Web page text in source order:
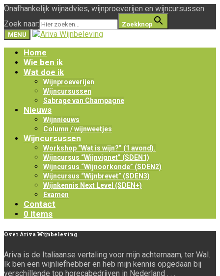
Onafhankelijk wijnadvies, wijnproeverijen en wijncursussen
Zoek naar:
Zoekknop
MENU
Home
Wie ben ik
Wat doe ik
Wijnproeverijen
Wijncursussen
Sabrage van Champagne
Nieuws
Wijnnieuws
Column / wijnweetjes
Wijncursussen
Workshop “Wat is wijn?” (1 avond).
Wijncursus “Wijnvignet” (SDEN1)
Wijncursus “Wijnoorkonde” (SDEN2)
Wijncursus “Wijnbrevet” (SDEN3)
Wijnkennis Next Level (SDEN+)
Examen
Contact
0 items
Over Ariva Wijnbeleving
Ariva is de Italiaanse vertaling voor mijn achternaam, ter Wal.
Ik ben een wijnliefhebber en heb mijn kennis opgedaan bij
verschillende top horecabedrijven in Nederland . . .